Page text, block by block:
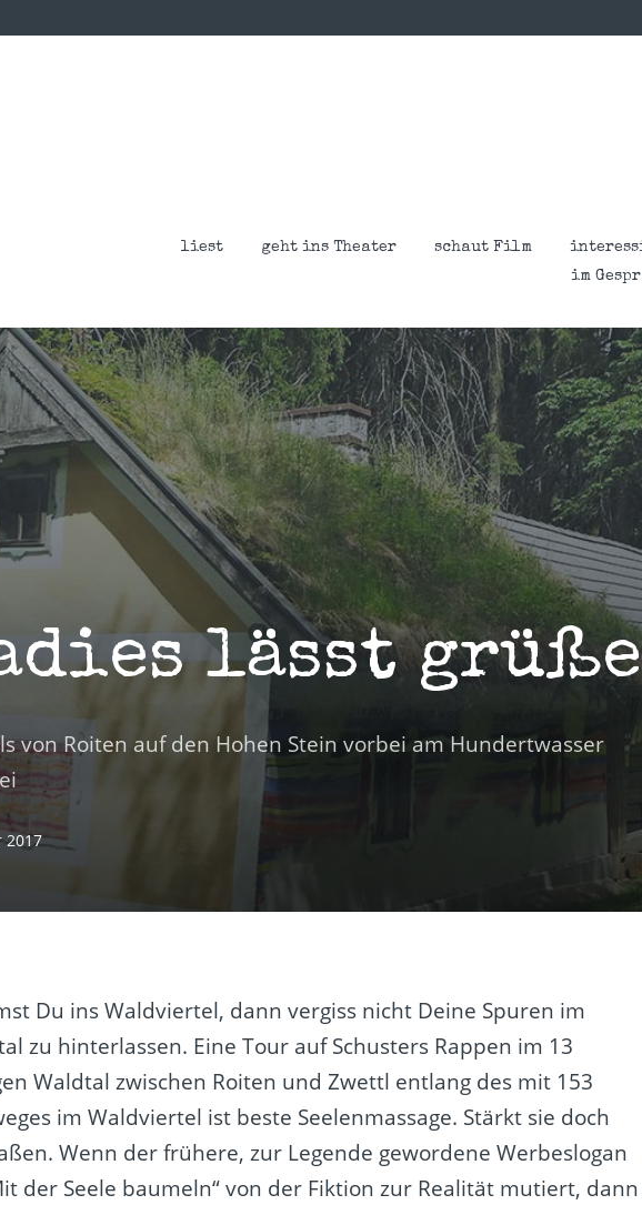
liest geht ins Theater schaut Film
im
lässt
von Roiten auf den Hohen Stein vorbei am Hundertwasser
2017
Du ins Waldviertel, dann vergiss nicht Deine Spuren im
zu hinterlassen. Eine Tour auf Schusters Rappen im 13
Waldtal zwischen Roiten und Zwettl entlang des mit 153
im Waldviertel ist beste Seelenmassage. Stärkt sie doch
Wenn der frühere, zur Legende gewordene Werbeslogan
der Seele baumeln“ von der Fiktion zur Realität mutiert, dann